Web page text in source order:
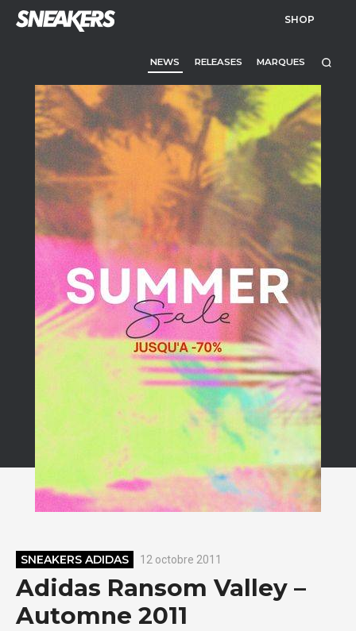
SHOP
NEWS RELEASES MARQUES
SNEAKERS ADIDAS 12 octobre 2011
Adidas Ransom Valley –
Automne 2011